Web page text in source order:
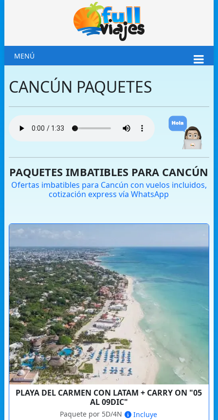
MENÚ
CANCÚN PAQUETES
PAQUETES IMBATIBLES PARA CANCÚN
Ofertas imbatibles para Cancún con vuelos incluidos,
cotización express vía WhatsApp
PLAYA DEL CARMEN CON LATAM + CARRY ON "05
AL 09DIC"
Paquete por 5D/4N
Incluye